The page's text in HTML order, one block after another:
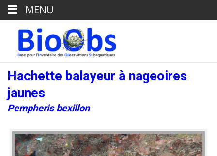
Hachette balayeur à nageoires
jaunes
Pempheris bexillon
MENU